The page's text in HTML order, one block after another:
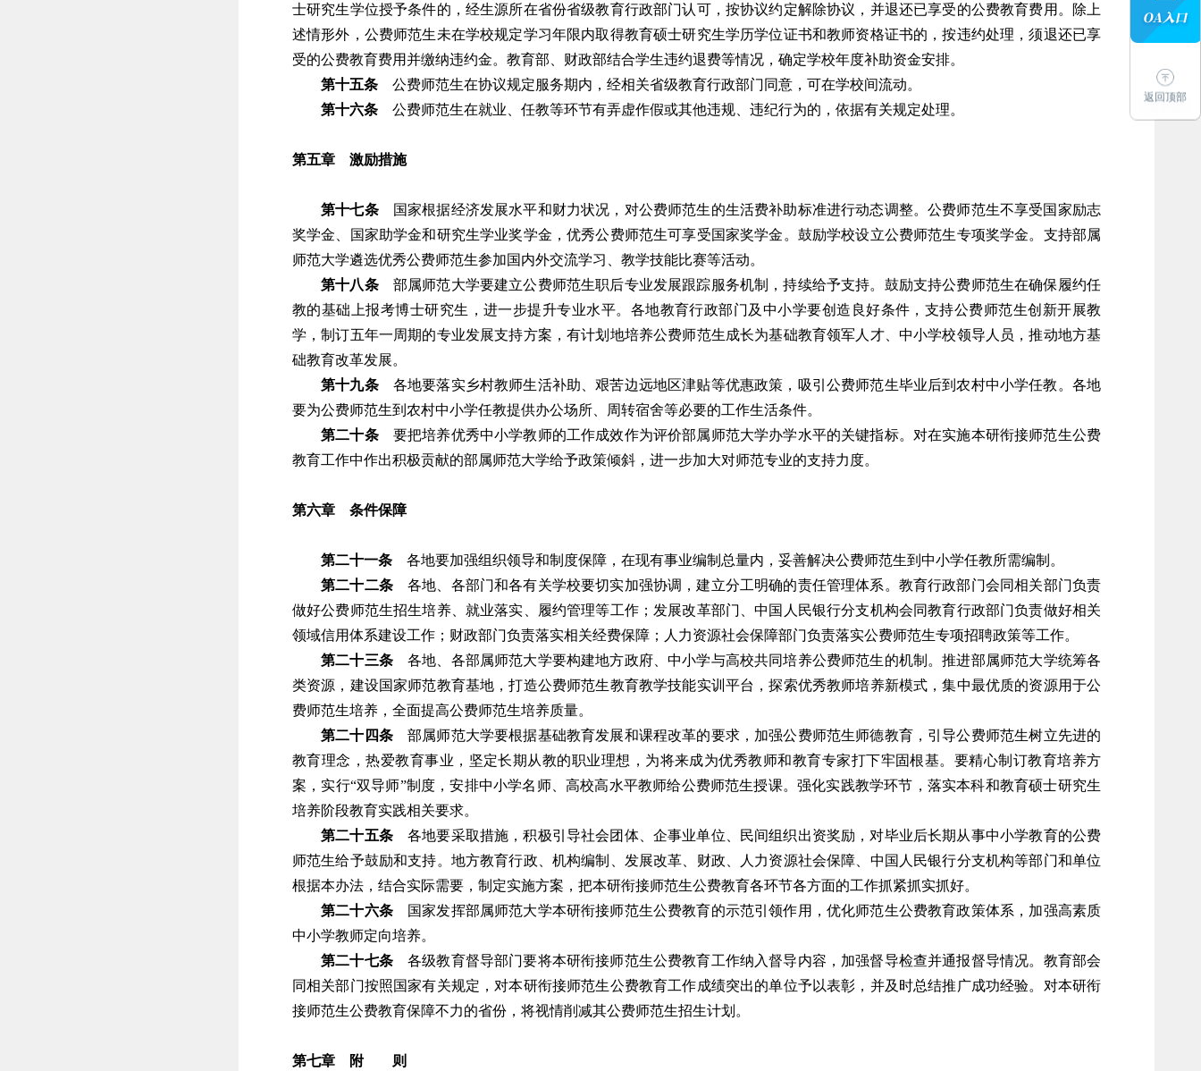
士研究生学位授予条件的，经生源所在省份省级教育行政部门认可，按协议约定解除协议，并退还已享受的公费教育费用。除上
述情形外，公费师范生未在学校规定学习年限内取得教育硕士研究生学历学位证书和教师资格证书的，按违约处理，须退还已享
受的公费教育费用并缴纳违约金。教育部、财政部结合学生违约退费等情况，确定学校年度补助资金安排。
第十五条 公费师范生在协议规定服务期内，经相关省级教育行政部门同意，可在学校间流动。
第十六条 公费师范生在就业、任教等环节有弄虚作假或其他违规、违纪行为的，依据有关规定处理。
第五章 激励措施
第十七条国家根据经济发展水平和财力状况，对公费师范生的生活费补助标准进行动态调整。公费师范生不享受国家励志
奖学金、国家助学金和研究生学业奖学金，优秀公费师范生可享受国家奖学金。鼓励学校设立公费师范生专项奖学金。支持部属
师范大学遴选优秀公费师范生参加国内外交流学习、教学技能比赛等活动。
第十八条部属师范大学要建立公费师范生职后专业发展跟踪服务机制，持续给予支持。鼓励支持公费师范生在确保履约任
教的基础上报考博士研究生，进一步提升专业水平。各地教育行政部门及中小学要创造良好条件，支持公费师范生创新开展教
学，制订五年一周期的专业发展支持方案，有计划地培养公费师范生成长为基础教育领军人才、中小学校领导人员，推动地方基
础教育改革发展。
第十九条各地要落实乡村教师生活补助、艰苦边远地区津贴等优惠政策，吸引公费师范生毕业后到农村中小学任教。各地
要为公费师范生到农村中小学任教提供办公场所、周转宿舍等必要的工作生活条件。
第二十条要把培养优秀中小学教师的工作成效作为评价部属师范大学办学水平的关键指标。对在实施本研衔接师范生公费
教育工作中作出积极贡献的部属师范大学给予政策倾斜，进一步加大对师范专业的支持力度。
第六章 条件保障
第二十一条 各地要加强组织领导和制度保障，在现有事业编制总量内，妥善解决公费师范生到中小学任教所需编制。
第二十二条各地、各部门和各有关学校要切实加强协调，建立分工明确的责任管理体系。教育行政部门会同相关部门负责
做好公费师范生招生培养、就业落实、履约管理等工作；发展改革部门、中国人民银行分支机构会同教育行政部门负责做好相关
领域信用体系建设工作；财政部门负责落实相关经费保障；人力资源社会保障部门负责落实公费师范生专项招聘政策等工作。
第二十三条各地、各部属师范大学要构建地方政府、中小学与高校共同培养公费师范生的机制。推进部属师范大学统筹各
类资源，建设国家师范教育基地，打造公费师范生教育教学技能实训平台，探索优秀教师培养新模式，集中最优质的资源用于公
费师范生培养，全面提高公费师范生培养质量。
第二十四条部属师范大学要根据基础教育发展和课程改革的要求，加强公费师范生师德教育，引导公费师范生树立先进的
教育理念，热爱教育事业，坚定长期从教的职业理想，为将来成为优秀教师和教育专家打下牢固根基。要精心制订教育培养方
案，实行“双导师”制度，安排中小学名师、高校高水平教师给公费师范生授课。强化实践教学环节，落实本科和教育硕士研究生
培养阶段教育实践相关要求。
第二十五条各地要采取措施，积极引导社会团体、企事业单位、民间组织出资奖励，对毕业后长期从事中小学教育的公费
师范生给予鼓励和支持。地方教育行政、机构编制、发展改革、财政、人力资源社会保障、中国人民银行分支机构等部门和单位
根据本办法，结合实际需要，制定实施方案，把本研衔接师范生公费教育各环节各方面的工作抓紧抓实抓好。
第二十六条国家发挥部属师范大学本研衔接师范生公费教育的示范引领作用，优化师范生公费教育政策体系，加强高素质
中小学教师定向培养。
第二十七条各级教育督导部门要将本研衔接师范生公费教育工作纳入督导内容，加强督导检查并通报督导情况。教育部会
同相关部门按照国家有关规定，对本研衔接师范生公费教育工作成绩突出的单位予以表彰，并及时总结推广成功经验。对本研衔
接师范生公费教育保障不力的省份，将视情削减其公费师范生招生计划。
第七章 附 则
返回顶部